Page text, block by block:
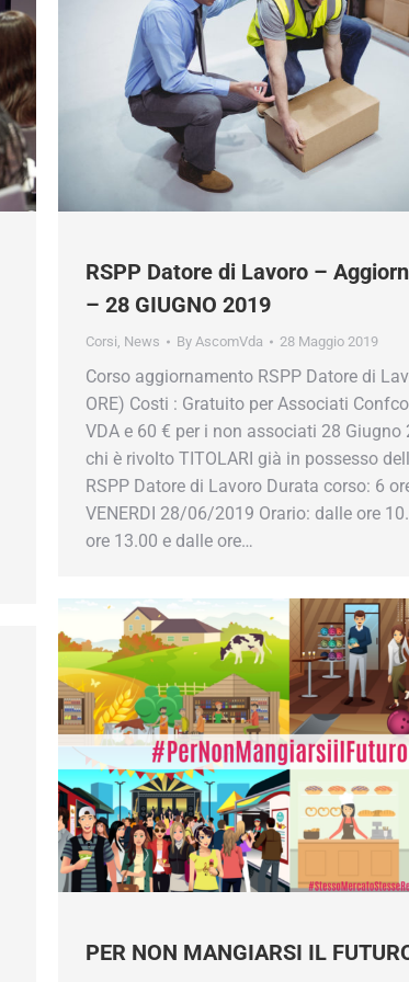
RSPP Datore di Lavoro –
– 28 GIUGNO 2019
Corsi,News ByAscomVda 28 Maggio 2019
Corso aggiornamento RSPP Datore di
ORE) Costi : Gratuito per Associati
VDA e 60 € per i non associati 28 Giugno
chi è rivolto TITOLARI già in possesso
RSPP Datore di Lavoro Durata corso: 6
VENERDI 28/06/2019 Orario: dalle ore
ore 13.00 e dalle ore…
PER NON MANGIARSI IL FUTURO
aggiornato su tutte le convenzioni e le
tuo indirizzo e-mail